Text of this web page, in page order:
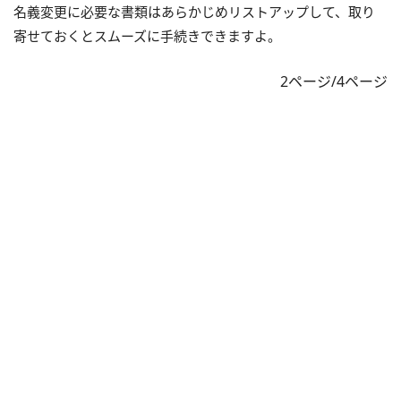
名義変更に必要な書類はあらかじめリストアップして、取り
寄せておくとスムーズに手続きできますよ。
2ページ/4ページ